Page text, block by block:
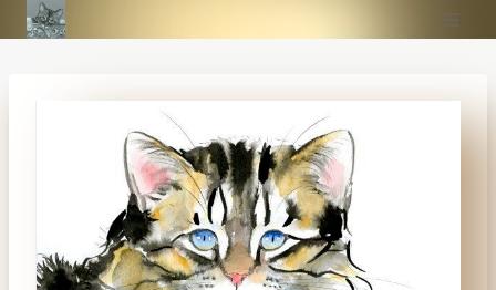
Zum
Inhalt